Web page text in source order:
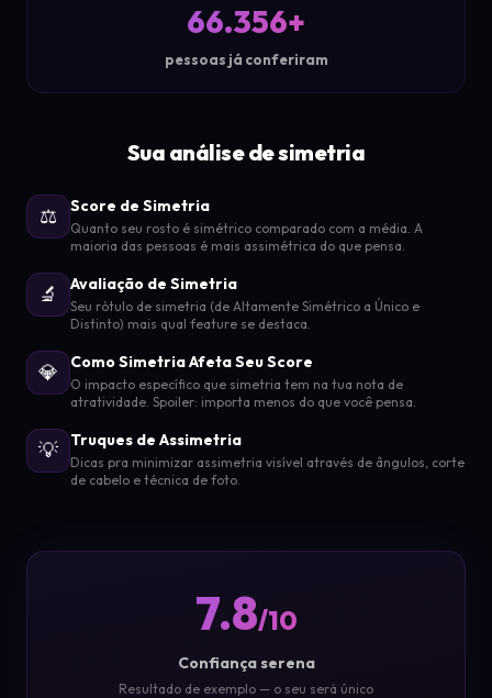
66.356+
pessoas já conferiram
Sua análise de simetria
⚖️ Score de Simetria
Quanto seu rosto é simétrico comparado com a média. A
maioria das pessoas é mais assimétrica do que pensa.
🔬 Avaliação de Simetria
Seu rótulo de simetria (de Altamente Simétrico a Único e
Distinto) mais qual feature se destaca.
💎 Como Simetria Afeta Seu Score
O impacto específico que simetria tem na tua nota de
atratividade. Spoiler: importa menos do que você pensa.
💡 Truques de Assimetria
Dicas pra minimizar assimetria visível através de ângulos, corte
de cabelo e técnica de foto.
7.8/10
Confiança serena
Resultado de exemplo — o seu será único